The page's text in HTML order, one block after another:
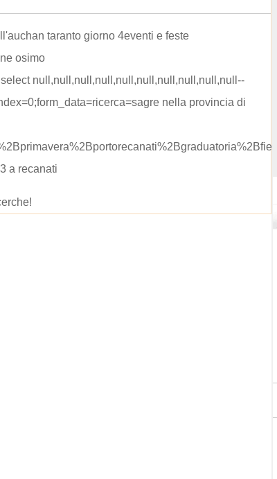
taranto giorno 4eventi e feste
osimo
null,null,null,null,null,null,null,null,null,null--
nella provincia di
a recanati